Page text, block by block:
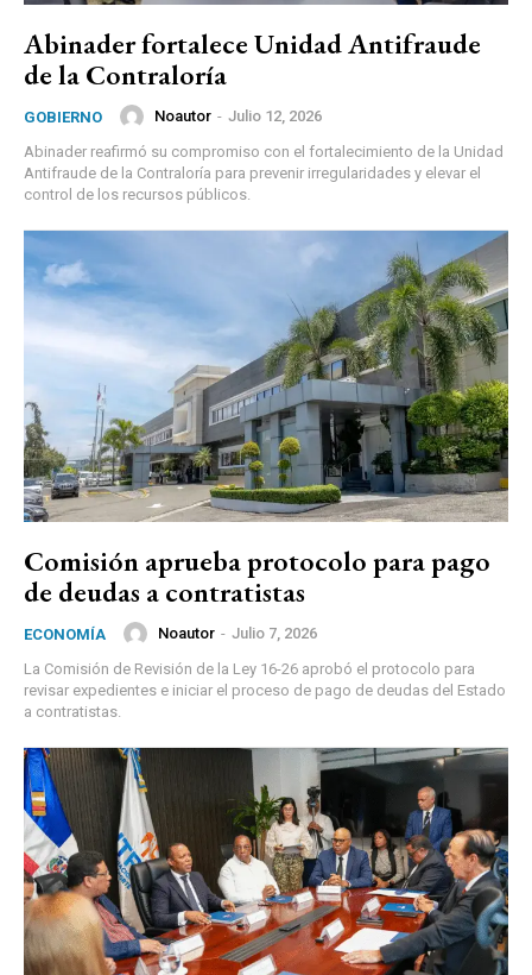
Abinader fortalece Unidad Antifraude
de la Contraloría
GOBIERNO Noautor - Julio 12, 2026
Abinader reafirmó su compromiso con el fortalecimiento de la Unidad
Antifraude de la Contraloría para prevenir irregularidades y elevar el
control de los recursos públicos.
Comisión aprueba protocolo para pago
de deudas a contratistas
ECONOMÍA Noautor - Julio 7, 2026
La Comisión de Revisión de la Ley 16-26 aprobó el protocolo para
revisar expedientes e iniciar el proceso de pago de deudas del Estado
a contratistas.